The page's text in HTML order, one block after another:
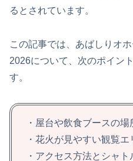
るとされています。
この記事では、あばしりオ
2026について、次のポイン
す。
・屋台や飲食ブースの場
・花火が見やすい観覧エ
・アクセス方法とシャト